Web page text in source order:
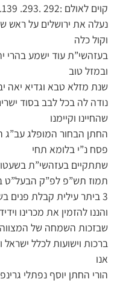
קוים לאולם :292 .293. 139. 148. 7. 2.
נעלה את ירושלים על ראש
וקול כלה
בעזהשי”ת עוד ישמע בהרי
ובמזל טוב
שנת מזלא טבא וגדיא יאה
נודה לה בכל לבב בסוד
שהחיינו וקיימנו
החתן הבחור המופלג
פסח נ”י בלומא תחי
שתתקיים בעזהשי”ת
תמוז תש”פ לפ”ק הבעל”ט
3 ביתר עילית קבלת פנים בשעה 5:30 החופה בשעה 6:30
והננו להזמין את מכרינו
שבזכות השמחה של
ברכות וישועות לכלל
אנו
הורי החתן יוסף נפתלי